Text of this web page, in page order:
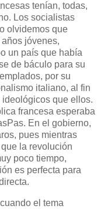
tenían, todas,
Los socialistas
olvidemos que
jóvenes,
un país que había
de báculo para su
por su
italiano, al fin
que ellos.
francesa esperaba
En el gobierno,
pues mientras
la revolución
poco tiempo,
es perfecta para
el tema